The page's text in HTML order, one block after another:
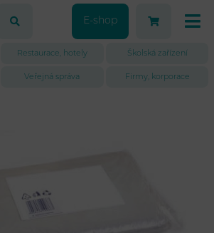
E-shop
Restaurace, hotely Školská zařízení
Veřejná správa Firmy, korporace